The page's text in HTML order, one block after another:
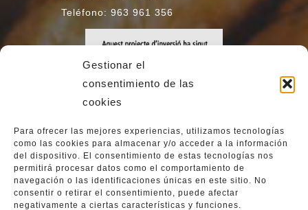
Gestionar el
consentimiento de las
cookies
Para ofrecer las mejores experiencias, utilizamos tecnologías
como las cookies para almacenar y/o acceder a la información
del dispositivo. El consentimiento de estas tecnologías nos
permitirá procesar datos como el comportamiento de
navegación o las identificaciones únicas en este sitio. No
consentir o retirar el consentimiento, puede afectar
negativamente a ciertas características y funciones.
Teléfono: 963 961 356